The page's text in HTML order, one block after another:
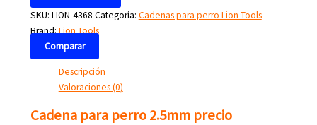
SKU: LION-4368 Categoría: Cadenas para perro Lion Tools
Brand:Lion Tools
Comparar
Descripción
Valoraciones (0)
Cadena para perro 2.5mm precio